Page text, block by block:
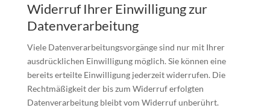
Widerruf Ihrer Einwilligung zur
Datenverarbeitung
Viele Datenverarbeitungsvorgänge sind nur mit Ihrer
ausdrücklichen Einwilligung möglich. Sie können eine
bereits erteilte Einwilligung jederzeit widerrufen. Die
Rechtmäßigkeit der bis zum Widerruf erfolgten
Datenverarbeitung bleibt vom Widerruf unberührt.